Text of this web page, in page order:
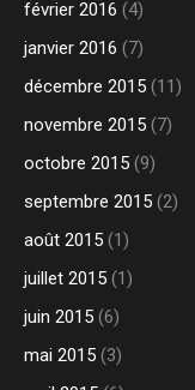
février 2016 (4)
janvier 2016 (7)
décembre 2015 (11)
novembre 2015 (7)
octobre 2015 (9)
septembre 2015 (2)
août 2015 (1)
juillet 2015 (1)
juin 2015 (6)
mai 2015 (3)